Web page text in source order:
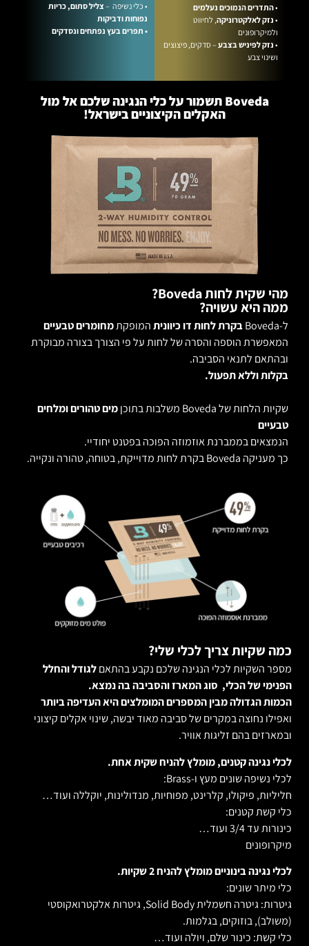
התדרים הנמוכים נעלמים
נזק לאלקטרוניקה, לחיווט
ולמיקרופונים
נזק לפיניש בצבע– סדקים, פיצוצים
ושינוי צבע
• כלי נשיפה – צליל סתום, כריות
נפוחות ודביקות
• תפרים בעץ נפתחים ונסדקים
Boveda תשמור על כלי הנגינה שלכם אל מול
האקלים הקיצוניים בישראל!
מהי שקית לחות Boveda?
ממה היא עשויה?
ל-Boveda בקרת לחות דו כיווניתהמופקתמחומרים טבעיים
המאפשרת הוספה והסרה של לחות על פי הצורך בצורה מבוקרת
ובהתאם לתנאי הסביבה.
בקלות וללא תפעול.
שקיות הלחות של Boveda משלבות בתוכן
מים טהורים ומלחים
טבעיים
הנמצאים בממברנת אוזמוזה הפוכה בפטנט יחודיי.
כך מעניקה Boveda בקרת לחות מדוייקת, בטוחה, טהורה ונקייה.
כמה שקיות צריך לכלי שלי?
מספר השקיות לכלי הנגינה שלכם נקבע בהתאםלגודל והחלל
הפנימי של הכלי, סוג המארז והסביבה בה נמצא.
הכמות הגדולה מבין המספרים המומלצים היא העדיפה ביותר
ואפילו נחוצה במקרים של סביבה מאוד יבשה, שינוי אקלים קיצוני
ובמארזים בהם זליגות אוויר.
לכלי נגינה קטנים, מומלץ להניח שקית אחת.
לכלי נשיפה שונים מעץ ו-Brass:
חליליות, פיקולו, קלרינט, מפוחיות, מנדולינות, יוקללה ועוד…
כלי קשת קטנים:
כינורות עד 3/4 ועוד…
מיקרופונים
לכלי נגינה בינוניים מומלץ להניח 2 שקיות.
כלי מיתר שונים:
גיטרות: גיטרה חשמלית Solid Body, גיטרות אלקטרואקוסטי
(משולב), בוזוקים, בגלמות.
כלי קשת: כינור שלם, ויולה ועוד…